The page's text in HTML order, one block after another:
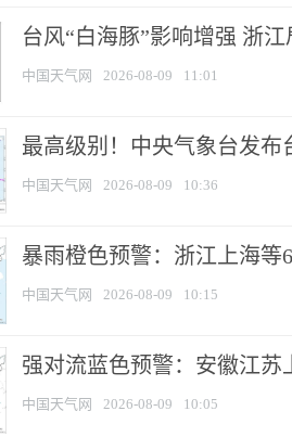
台风“白海豚”影响增强 浙
中国天气网 2026-08-09 11:01
最高级别！中央气象台发布
中国天气网 2026-08-09 10:36
暴雨橙色预警：浙江上海等
中国天气网 2026-08-09 10:15
强对流蓝色预警：安徽江苏
中国天气网 2026-08-09 10:05